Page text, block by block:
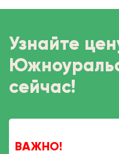
Узнайте
сейчас!
ВАЖНО!